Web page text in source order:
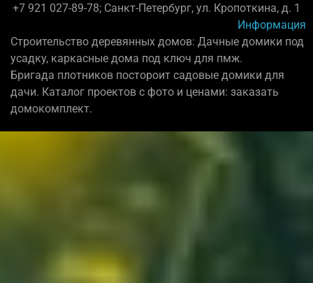
+7 921 027-89-78; Санкт-Петербург, ул. Кропоткина, д. 1
Информация
Строительство деревянных домов: Дачные домики под
усадку, каркасные дома под ключ для пмж.
Бригада плотников постороит садовые домики для
дачи. Каталог проектов с фото и ценами: заказать
домокомплект.